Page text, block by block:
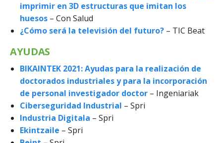
imprimir en 3D estructuras que imitan los
huesos – Con Salud
¿Cómo será la televisión del futuro? – TIC Beat
AYUDAS
BIKAINTEK 2021: Ayudas para la realización de
doctorados industriales y para la incorporación
de personal investigador doctor – Ingeniariak
Ciberseguridad Industrial – Spri
Industria Digitala – Spri
Ekintzaile – Spri